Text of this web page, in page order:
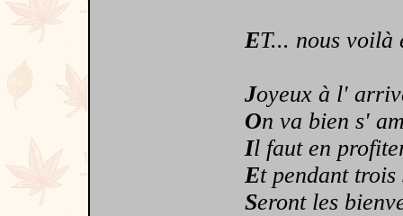
ET... nous voilà
Joyeux à l'
On va bien s'
Il faut en
Et pendant trois
Seront les